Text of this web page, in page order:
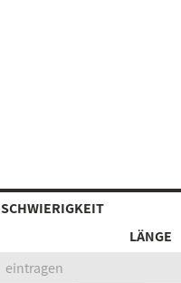
SCHWIERIGKEIT
LÄNGE
eintragen